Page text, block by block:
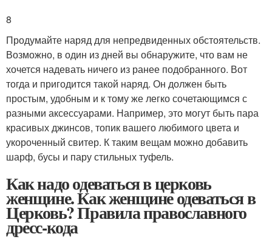
8
Продумайте наряд для непредвиденных обстоятельств.
Возможно, в один из дней вы обнаружите, что вам не
хочется надевать ничего из ранее подобранного. Вот
тогда и пригодится такой наряд. Он должен быть
простым, удобным и к тому же легко сочетающимся с
разными аксессуарами. Например, это могут быть пара
красивых джинсов, топик вашего любимого цвета и
укороченный свитер. К таким вещам можно добавить
шарф, бусы и пару стильных туфель.
Как надо одеваться в церковь
женщине. Как женщине одеваться в
Церковь? Правила православного
дресс-кода